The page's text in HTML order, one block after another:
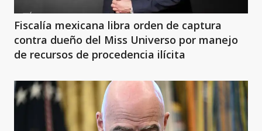
Fiscalía mexicana libra orden de captura
contra dueño del Miss Universo por manejo
de recursos de procedencia ilícita